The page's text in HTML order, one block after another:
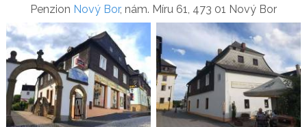
Penzion Nový Bor, nám. Míru 61, 473 01 Nový Bor